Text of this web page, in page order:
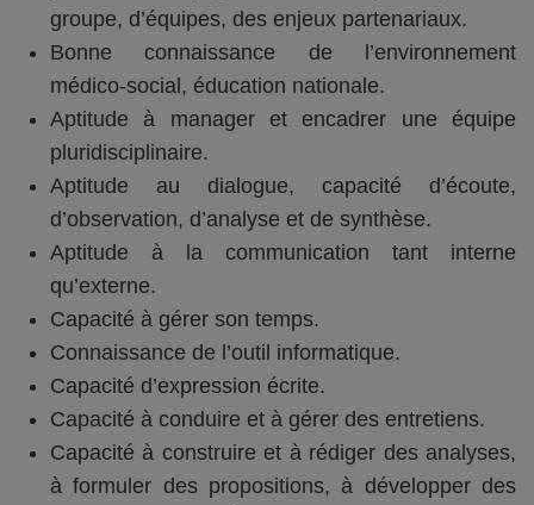
groupe, d’équipes, des enjeux partenariaux.
Bonne connaissance de l’environnement
médico-social, éducation nationale.
Aptitude à manager et encadrer une équipe
pluridisciplinaire.
Aptitude au dialogue, capacité d’écoute,
d’observation, d’analyse et de synthèse.
Aptitude à la communication tant interne
qu’externe.
Capacité à gérer son temps.
Connaissance de l’outil informatique.
Capacité d’expression écrite.
Capacité à conduire et à gérer des entretiens.
Capacité à construire et à rédiger des analyses,
à formuler des propositions, à développer des